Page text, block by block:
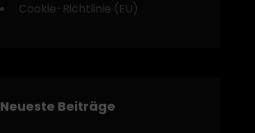
Cookie-Richtlinie (EU)
Neueste Beiträge